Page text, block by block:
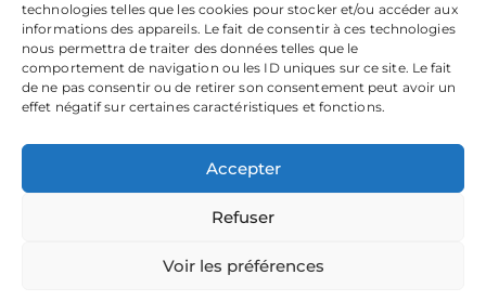
technologies telles que les cookies pour stocker et/ou accéder aux
informations des appareils. Le fait de consentir à ces technologies
nous permettra de traiter des données telles que le
comportement de navigation ou les ID uniques sur ce site. Le fait
de ne pas consentir ou de retirer son consentement peut avoir un
effet négatif sur certaines caractéristiques et fonctions.
Accepter
Refuser
Voir les préférences
votre passion.